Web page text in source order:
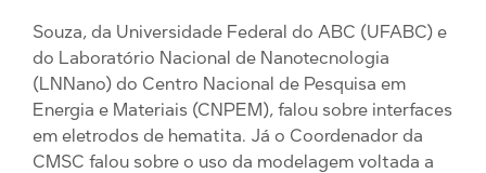
Souza, da Universidade Federal do ABC (UFABC) e
do Laboratório Nacional de Nanotecnologia
(LNNano) do Centro Nacional de Pesquisa em
Energia e Materiais (CNPEM), falou sobre interfaces
em eletrodos de hematita. Já o Coordenador da
CMSC falou sobre o uso da modelagem voltada a